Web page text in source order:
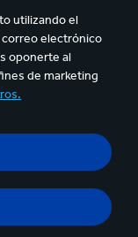
utilizando el
correo electrónico
oponerte al
de marketing